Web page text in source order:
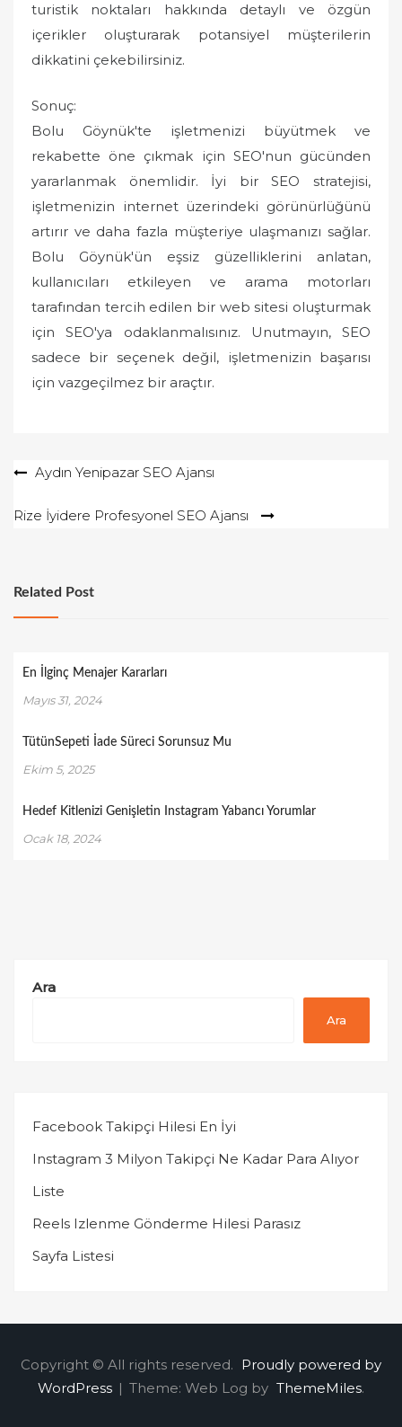
turistik noktaları hakkında detaylı ve özgün
içerikler oluşturarak potansiyel müşterilerin
dikkatini çekebilirsiniz.
Sonuç:
Bolu Göynük'te işletmenizi büyütmek ve
rekabette öne çıkmak için SEO'nun gücünden
yararlanmak önemlidir. İyi bir SEO stratejisi,
işletmenizin internet üzerindeki görünürlüğünü
artırır ve daha fazla müşteriye ulaşmanızı sağlar.
Bolu Göynük'ün eşsiz güzelliklerini anlatan,
kullanıcıları etkileyen ve arama motorları
tarafından tercih edilen bir web sitesi oluşturmak
için SEO'ya odaklanmalısınız. Unutmayın, SEO
sadece bir seçenek değil, işletmenizin başarısı
için vazgeçilmez bir araçtır.
YazıAydın Yenipazar SEO Ajansı
Rize İyidere Profesyonel SEO Ajansı
Related Post
En İlginç Menajer Kararları
Mayıs 31, 2024
TütünSepeti İade Süreci Sorunsuz Mu
Ekim 5, 2025
Hedef Kitlenizi Genişletin Instagram Yabancı Yorumlar
Ocak 18, 2024
Ara
Ara
Facebook Takipçi Hilesi En İyi
Instagram 3 Milyon Takipçi Ne Kadar Para Alıyor
Liste
Reels Izlenme Gönderme Hilesi Parasız
Sayfa Listesi
Copyright © All rights reserved. Proudly powered by
WordPress | Theme: Web Log by ThemeMiles.